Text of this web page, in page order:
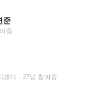
준
중
겠다 27명 참여중